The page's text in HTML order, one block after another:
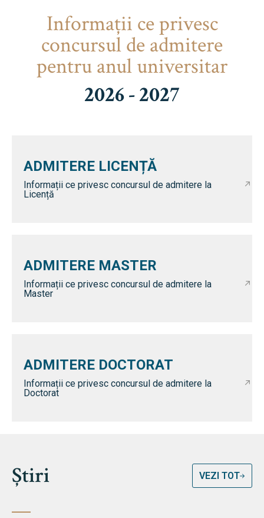
Informaţii ce privesc
concursul de admitere
pentru anul universitar
2026 - 2027
ADMITERE LICENȚĂ
Informații ce privesc concursul de admitere la
Licență
ADMITERE MASTER
Informații ce privesc concursul de admitere la
Master
ADMITERE DOCTORAT
Informații ce privesc concursul de admitere la
Doctorat
Știri VEZI TOT